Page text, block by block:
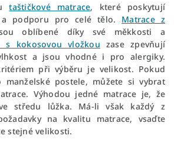
taštičkové matrace, které poskytují
podporu pro celé tělo. Matrace z
oblíbené díky své měkkosti a
s kokosovou vložkou zase zpevňují
a jsou vhodné i pro alergiky.
při výběru je velikost. Pokud
manželské postele, můžete si vybrat
Výhodou jedné matrace je, že
středu lůžka. Má-li však každý z
na kvalitu matrace, vsaďte
stejné velikosti.